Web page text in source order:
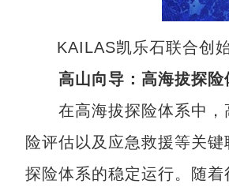
KAILAS凯乐石联合创
高山向导：高海拔探
在高海拔探险体系中，
险评估以及应急救援等关
探险体系的稳定运行。随